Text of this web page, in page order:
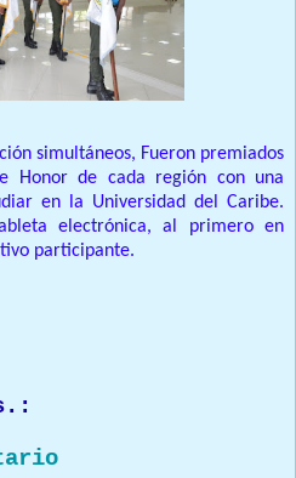
simultáneos, Fueron premiados
Honor de cada región con una
en la Universidad del Caribe.
electrónica, al primero en
participante.